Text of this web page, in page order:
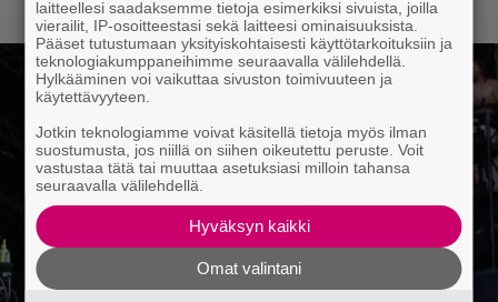
laitteellesi saadaksemme tietoja esimerkiksi sivuista, joilla
vierailit, IP-osoitteestasi sekä laitteesi ominaisuuksista.
Pääset tutustumaan yksityiskohtaisesti käyttötarkoituksiin ja
teknologiakumppaneihimme seuraavalla välilehdellä.
Hylkääminen voi vaikuttaa sivuston toimivuuteen ja
käytettävyyteen.
Jotkin teknologiamme voivat käsitellä tietoja myös ilman
suostumusta, jos niillä on siihen oikeutettu peruste. Voit
vastustaa tätä tai muuttaa asetuksiasi milloin tahansa
seuraavalla välilehdellä.
Hyväksyn kaikki
Omat valintani